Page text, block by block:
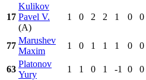
17
Kulikov
Pavel V.
(A)
1 0 2 2 1 0 0
77
Marushev
Maxim
1 0 1 1 1 0 0
63
Platonov
Yury
1 1 0 1 -1 0 0